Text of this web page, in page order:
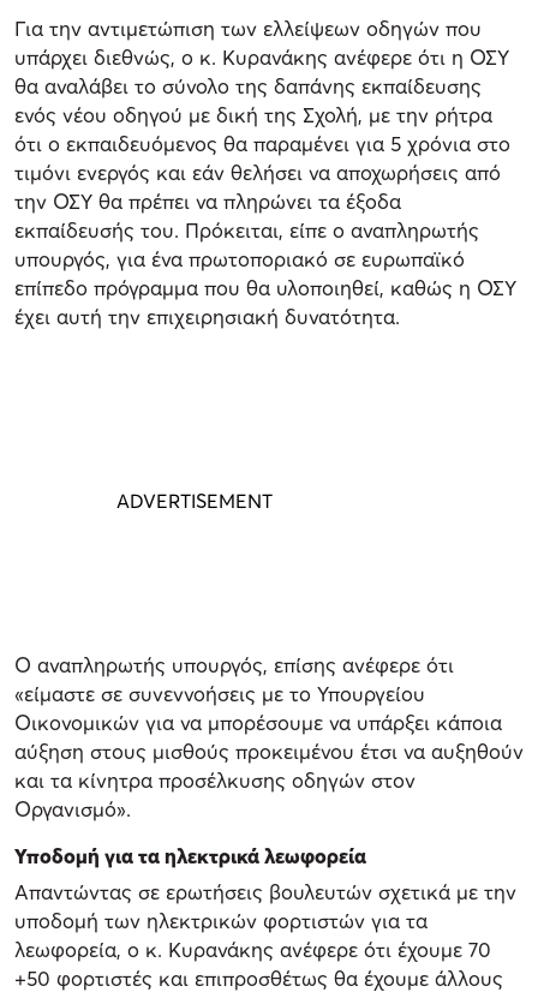
Για την αντιμετώπιση των ελλείψεων οδηγών που
υπάρχει διεθνώς, ο κ. Κυρανάκης ανέφερε ότι η ΟΣΥ
θα αναλάβει το σύνολο της δαπάνης εκπαίδευσης
ενός νέου οδηγού με δική της Σχολή, με την ρήτρα
ότι ο εκπαιδευόμενος θα παραμένει για 5 χρόνια στο
τιμόνι ενεργός και εάν θελήσει να αποχωρήσεις από
την ΟΣΥ θα πρέπει να πληρώνει τα έξοδα
εκπαίδευσής του. Πρόκειται, είπε ο αναπληρωτής
υπουργός, για ένα πρωτοποριακό σε ευρωπαϊκό
επίπεδο πρόγραμμα που θα υλοποιηθεί, καθώς η ΟΣΥ
έχει αυτή την επιχειρησιακή δυνατότητα.
Ο αναπληρωτής υπουργός, επίσης ανέφερε ότι
«είμαστε σε συνεννοήσεις με το Υπουργείου
Οικονομικών για να μπορέσουμε να υπάρξει κάποια
αύξηση στους μισθούς προκειμένου έτσι να αυξηθούν
και τα κίνητρα προσέλκυσης οδηγών στον
Οργανισμό».
Υποδομή για τα ηλεκτρικά λεωφορεία
Απαντώντας σε ερωτήσεις βουλευτών σχετικά με την
υποδομή των ηλεκτρικών φορτιστών για τα
λεωφορεία, ο κ. Κυρανάκης ανέφερε ότι έχουμε 70
+50 φορτιστές και επιπροσθέτως θα έχουμε άλλους